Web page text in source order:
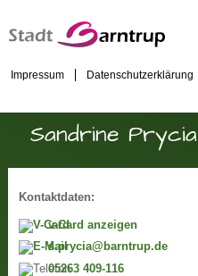
Impressum Datenschutzerklärung
Sandrine Prycia
Kontaktdaten:
v-Card anzeigen
s.prycia@barntrup.de
05263 409-116